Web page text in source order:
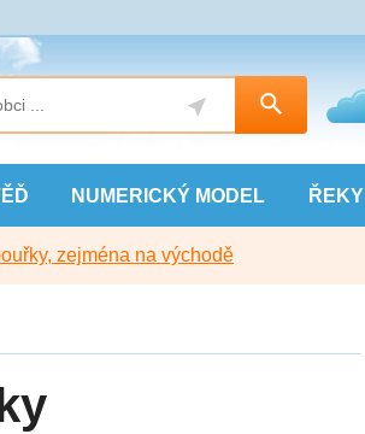
NUMERICKÝ MODEL ŘEKY
zejména na východě